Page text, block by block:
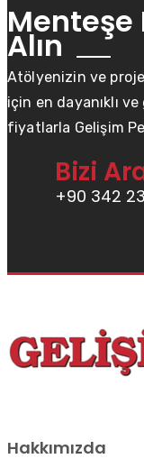
Menteşe
Alın
Atölyenizin ve
için en dayanıklı
fiyatlarla Gelişim
Bizi
+90 342
Hakkımızda